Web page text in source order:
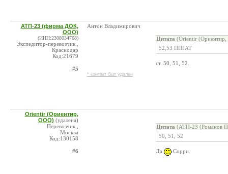
АТП-23 (фирма ДОК,
ООО)
(ИНН:2308034768)
Экспедитор-перевозчик ,
Краснодар
Код:21679
#5
Антон Владимирович
* контакт был удален
Цитата (Orientir
52,53 ППГАТ
ст. 50, 51, 52.
Orientir (Ориентир,
ООО) (удалена)
Перевозчик ,
Москва
Код:130158
#6
Цитата (АТП-23 (Романов
50, 51, 52
Да Сорри.